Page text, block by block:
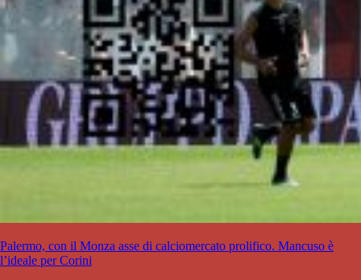
Palermo, con il Monza asse di calciomercato prolifico. Mancuso è
l’ideale per Corini